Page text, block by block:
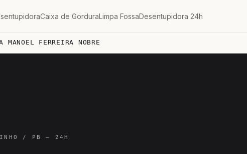
Caixa de GorduraLimpa FossaDesentupidora 24h
MANOEL FERREIRA NOBRE
/ PB — 24H